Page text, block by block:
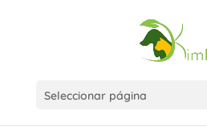
Seleccionar página